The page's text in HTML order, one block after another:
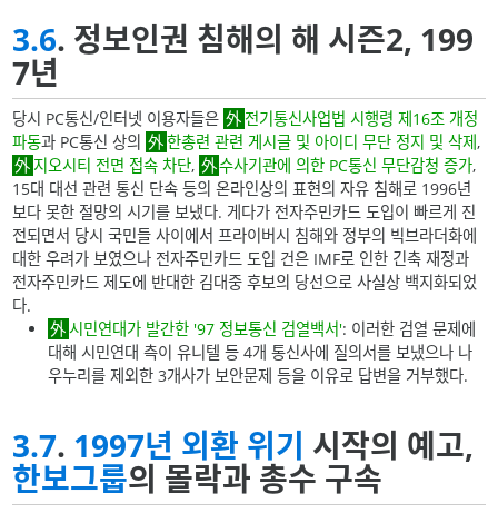
3.6. 정보인권 침해의 해 시즌2, 199
7년
당시 PC통신/인터넷 이용자들은
전기통신사업법 시행령 제16조 개정
파동과 PC통신 상의 한총련 관련 게시글 및 아이디 무단 정지 및 삭제 ,
지오시티 전면 접속 차단, 수사기관에 의한 PC통신 무단감청 증가,
15대 대선 관련 통신 단속 등의 온라인상의 표현의 자유 침해로 1996년
보다 못한 절망의 시기를 보냈다. 게다가 전자주민카드 도입이 빠르게 진
전되면서 당시 국민들 사이에서 프라이버시 침해와 정부의 빅브라더화에
대한 우려가 보였으나 전자주민카드 도입 건은 IMF로 인한 긴축 재정과
전자주민카드 제도에 반대한 김대중 후보의 당선으로 사실상 백지화되었
다.
시민연대가 발간한 '97 정보통신 검열백서': 이러한 검열 문제에
대해 시민연대 측이 유니텔 등 4개 통신사에 질의서를 보냈으나 나
우누리를 제외한 3개사가 보안문제 등을 이유로 답변을 거부했다.
3.7. 1997년 외환 위기 시작의 예고,
한보그룹의 몰락과 총수 구속